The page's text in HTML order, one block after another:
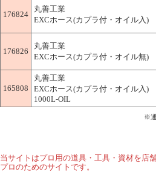
176824
丸善工業
EXCホース(カプラ付・オイル入)
176826
丸善工業
EXCホース(カプラ付・オイル無)
165808
丸善工業
EXCホース(カプラ付・オイル入)
1000L-OIL
※
当サイトはプロ用の道具・工具・資材を店
プロのためのサイトです。